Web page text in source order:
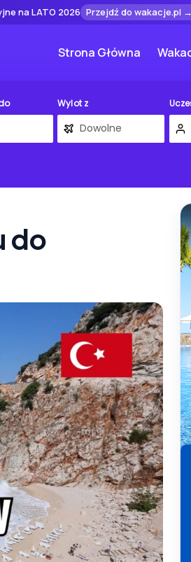
na LATO 2026 Przejdź do wakacje.pl
Strona Główna
Wylot z
do